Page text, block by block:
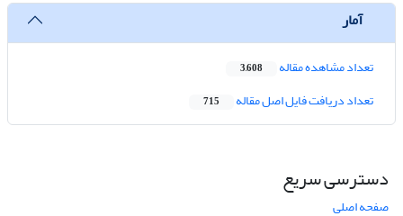
آمار
تعداد مشاهده مقاله 3,608
تعداد دریافت فایل اصل مقاله 715
دسترسی سریع
صفحه اصلی